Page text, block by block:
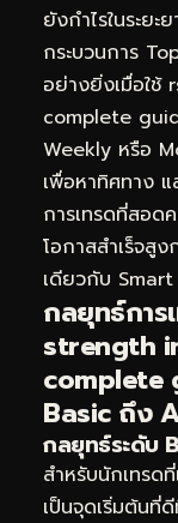
ยังกำไรในระยะ
กระบวนการ
อย่างยิ่งเมื่อใ
complete
Weekly หรือ
เพื่อหาทิศทาง
การเทรดที่สอ
โอกาสสำเร็จสู
เดียวกับ
กลยุทธ์กา
strength
complete
Basic ถึง
กลยุทธ์ระดับ
สำหรับนักเทรด
เป็นจุดเริ่มต้นที่